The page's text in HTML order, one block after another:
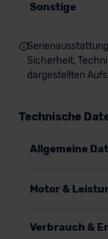
Sonstige
Sicherheit,
dargestellten
Technische
Allgemeine
Motor &
Verbrauch &